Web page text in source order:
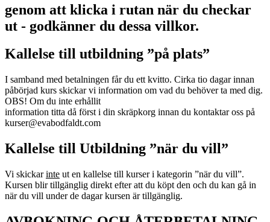
genom att klicka i rutan när du checkar
ut - godkänner du dessa villkor.
Kallelse till utbildning ”på plats”
I samband med betalningen får du ett kvitto. Cirka tio dagar innan
påbörjad kurs skickar vi information om vad du behöver ta med dig.
OBS! Om du inte erhållit
information titta då först i din skräpkorg innan du kontaktar oss på
kurser@evabodfaldt.com
Kallelse till Utbildning ”när du vill”
Vi skickarinte ut en kallelse till kurser i kategorin ”när du vill”.
Kursen blir tillgänglig direkt efter att du köpt den och du kan gå in
när du vill under de dagar kursen är tillgänglig.